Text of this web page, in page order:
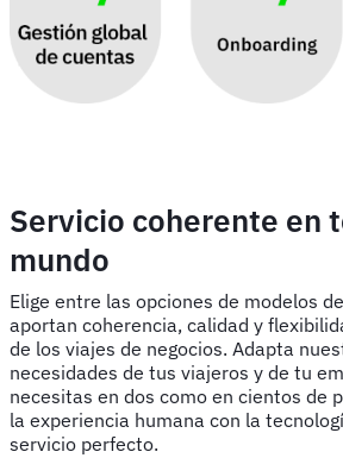
Servicio coherente en
mundo
Elige entre las opciones de modelos
aportan coherencia, calidad y
de los viajes de negocios. Adapta
necesidades de tus viajeros y de tu
necesitas en dos como en cientos de
la experiencia humana con la
servicio perfecto.